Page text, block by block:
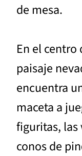
de mesa.
En el centro
paisaje
encuentra
maceta a
figuritas, las
conos de